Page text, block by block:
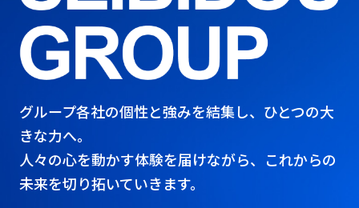
グループ各社の個性と強みを結集し、ひとつの大
きな力へ。
人々の心を動かす体験を届けながら、これからの
未来を切り拓いていきます。